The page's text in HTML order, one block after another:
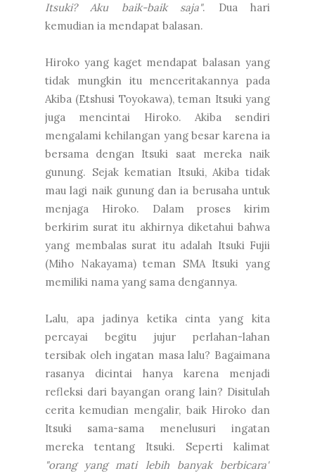
Itsuki? Aku baik-baik saja". Dua hari
kemudian ia mendapat balasan.
Hiroko yang kaget mendapat balasan yang
tidak mungkin itu menceritakannya pada
Akiba (Etshusi Toyokawa), teman Itsuki yang
juga mencintai Hiroko. Akiba sendiri
mengalami kehilangan yang besar karena ia
bersama dengan Itsuki saat mereka naik
gunung. Sejak kematian Itsuki, Akiba tidak
mau lagi naik gunung dan ia berusaha untuk
menjaga Hiroko. Dalam proses kirim
berkirim surat itu akhirnya diketahui bahwa
yang membalas surat itu adalah Itsuki Fujii
(Miho Nakayama) teman SMA Itsuki yang
memiliki nama yang sama dengannya.
Lalu, apa jadinya ketika cinta yang kita
percayai begitu jujur perlahan-lahan
tersibak oleh ingatan masa lalu? Bagaimana
rasanya dicintai hanya karena menjadi
refleksi dari bayangan orang lain? Disitulah
cerita kemudian mengalir, baik Hiroko dan
Itsuki sama-sama menelusuri ingatan
mereka tentang Itsuki. Seperti kalimat
"orang yang mati lebih banyak berbicara"